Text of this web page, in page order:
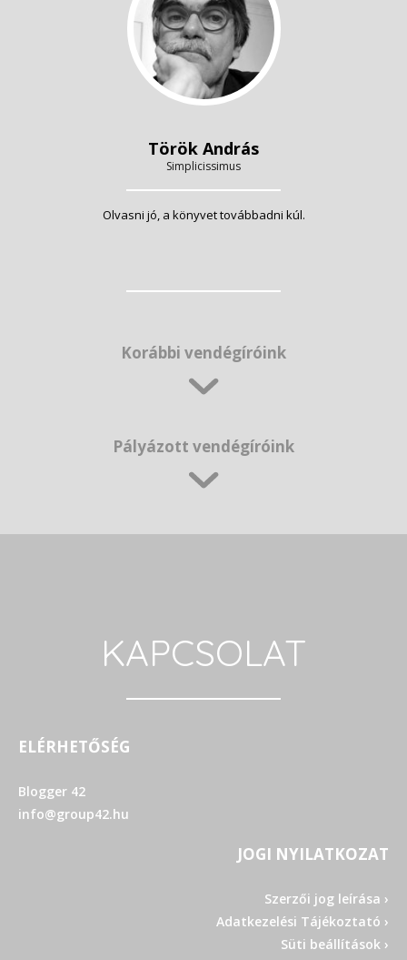
Török András
Simplicissimus
Olvasni jó, a könyvet továbbadni kúl.
Korábbi vendégíróink
Pályázott vendégíróink
KAPCSOLAT
ELÉRHETŐSÉG
Blogger 42
info@group42.hu
JOGI NYILATKOZAT
Szerzői jog leírása ›
Adatkezelési Tájékoztató ›
Süti beállítások ›